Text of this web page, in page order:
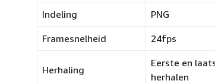
Indeling PNG
Framesnelheid 24fps
Herhaling
Eerste en
herhalen